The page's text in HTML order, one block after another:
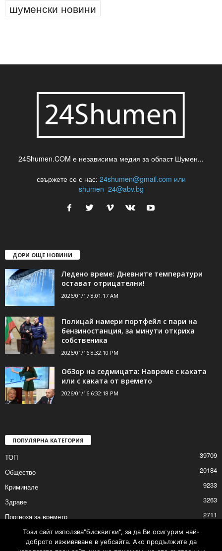
шуменски новини
24Shumen.COM е независима медия за област Шумен...
свържете се с нас: 24shumen@gmail.com или
shumen_24@abv.bg
ДОРИ ОЩЕ НОВИНИ
Ледено време: Дневните температури
остават отрицателни!
2026/01/17 8:01:17 AM
Полицай намери портфейл с пари на
бензиностанция, за минути откриха
собственика
2026/01/16 8:32:10 PM
ОбЗор на седмицата: Навреме с каката
или с каката от времето
2026/01/16 6:32:18 PM
ПОПУЛЯРНА КАТЕГОРИЯ
ТОП
39709
Общество
20184
Криминале
9233
Здраве
3263
Прогноза за времето
2711
Политика
Култура
Този сайт използва"бисквитки", за да Ви осигурим най-
доброто изживяване в уебсайта. Ако продължите да